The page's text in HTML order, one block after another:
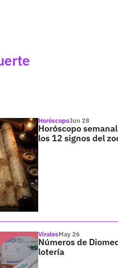
HoróscopoJun 28
Horóscopo
los 12 signos del
ViralesMay 26
Números de
lotería